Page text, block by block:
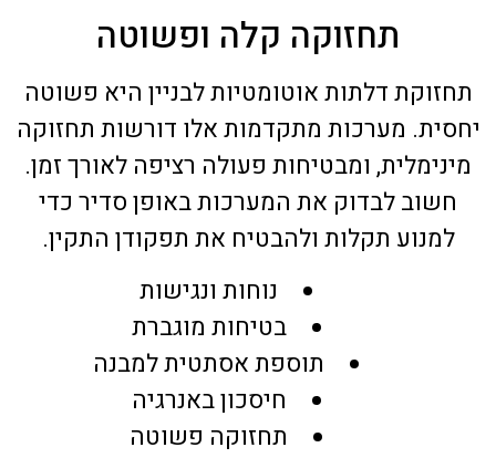
תחזוקה קלה ופשוטה
תחזוקת דלתות אוטומטיות לבניין היא פשוטה
יחסית. מערכות מתקדמות אלו דורשות תחזוקה
מינימלית, ומבטיחות פעולה רציפה לאורך זמן.
חשוב לבדוק את המערכות באופן סדיר כדי
למנוע תקלות ולהבטיח את תפקודן התקין.
נוחות ונגישות
בטיחות מוגברת
תוספת אסתטית למבנה
חיסכון באנרגיה
תחזוקה פשוטה